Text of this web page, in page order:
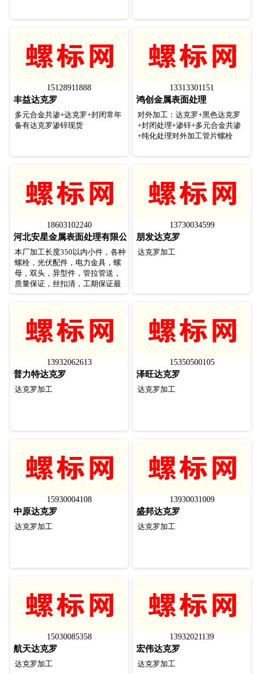
15128911888
丰益达克罗
多元合金共渗+达克罗+封闭常年
备有达克罗渗锌现货
13313301151
鸿创金属表面处理
对外加工：达克罗+黑色达克罗
+封闭处理+渗锌+多元合金共渗
+纯化处理对外加工管片螺栓
18603102240
河北安星金属表面处理有限公司
本厂加工长度350以内小件，各种
螺栓，光伏配件，电力金具，螺
母，双头，异型件，管拉管送，
质量保证，丝扣清，工期保证最
快，24小时连续生产
13730034599
朋发达克罗
达克罗加工
13932062613
普力特达克罗
达克罗加工
15350500105
泽旺达克罗
达克罗加工
15930004108
中原达克罗
达克罗加工
13930031009
盛邦达克罗
达克罗加工
15030085358​
航天达克罗
达克罗加工
13932021139
宏伟达克罗
达克罗加工